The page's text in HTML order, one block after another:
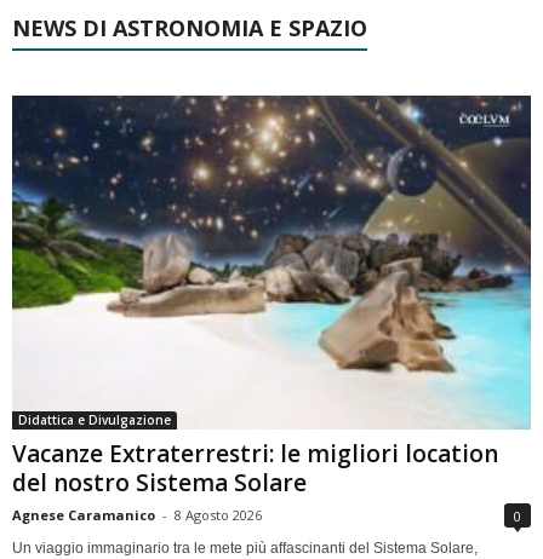
NEWS DI ASTRONOMIA E SPAZIO
Didattica e Divulgazione
Vacanze Extraterrestri: le migliori location
del nostro Sistema Solare
Agnese Caramanico - 8 Agosto 2026 0
Un viaggio immaginario tra le mete più affascinanti del Sistema Solare,